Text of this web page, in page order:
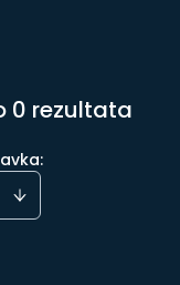
0 rezultata